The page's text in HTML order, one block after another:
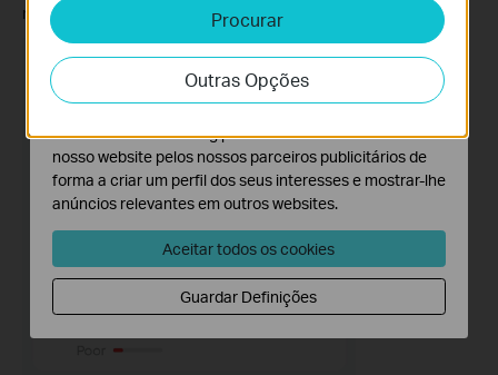
name, password, and Security type as you like.
Procurar
Outras Opções
Cookies de Análise e Marketing
Os cookies de analise permite-nos analisar as suas
atividades no nosso website para melhorar e ajustar a
funcionalidade do nosso website.
O cookies de marketing podem ser definidos através do
nosso website pelos nossos parceiros publicitários de
forma a criar um perfil dos seus interesses e mostrar-lhe
anúncios relevantes em outros websites.
Aceitar todos os cookies
Guardar Definições